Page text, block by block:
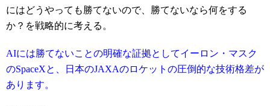
にはどうやっても勝てないので、勝てないなら何をする
か？を戦略的に考える。
AIには勝てないことの明確な証拠としてイーロン・マスク
のSpaceXと、日本のJAXAのロケットの圧倒的な技術格差が
あります。